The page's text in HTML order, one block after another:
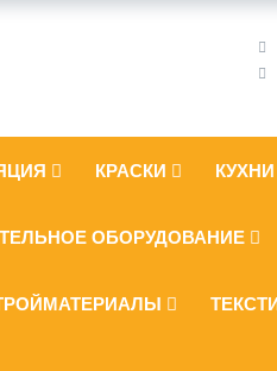
КРАСКИ КУХНИ
ОБОРУДОВАНИЕ